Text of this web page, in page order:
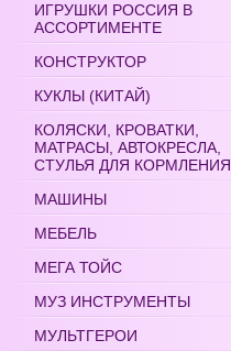
ИГРУШКИ РОССИЯ В
АССОРТИМЕНТЕ
КОНСТРУКТОР
КУКЛЫ (КИТАЙ)
КОЛЯСКИ, КРОВАТКИ,
МАТРАСЫ, АВТОКРЕСЛА,
СТУЛЬЯ ДЛЯ КОРМЛЕНИЯ
МАШИНЫ
МЕБЕЛЬ
МЕГА ТОЙС
МУЗ ИНСТРУМЕНТЫ
МУЛЬТГЕРОИ